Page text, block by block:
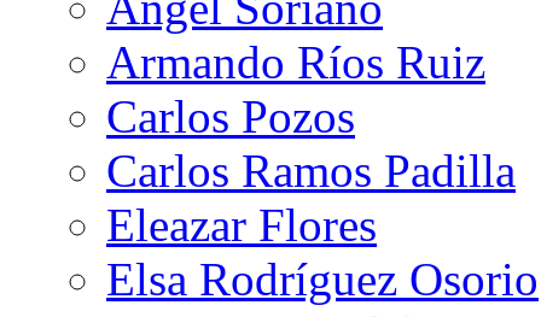
Armando Ríos Ruiz
Carlos Pozos
Carlos Ramos Padilla
Eleazar Flores
Elsa Rodríguez Osorio